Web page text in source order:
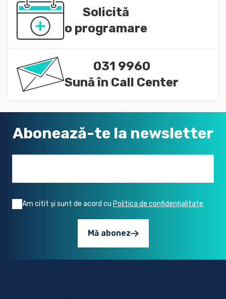
Solicită
o programare
031 9960
Sună în Call Center
Abonează-te la newsletter
Am citit și sunt de acord cu Politica de confidențialitate
Mă abonez